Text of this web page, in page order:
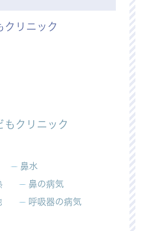
クリニック
もクリニック
鼻水
鼻の病気
呼吸器の病気